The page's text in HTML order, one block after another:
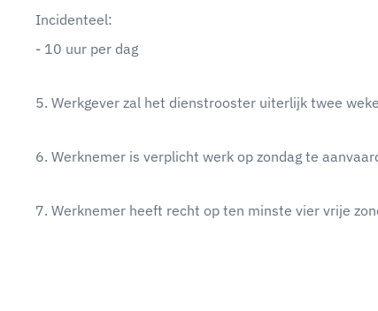
Incidenteel:
- 10 uur per dag
5. Werkgever zal het dienstrooster uiterlijk twee
6. Werknemer is verplicht werk op zondag te
7. Werknemer heeft recht op ten minste vier vrije